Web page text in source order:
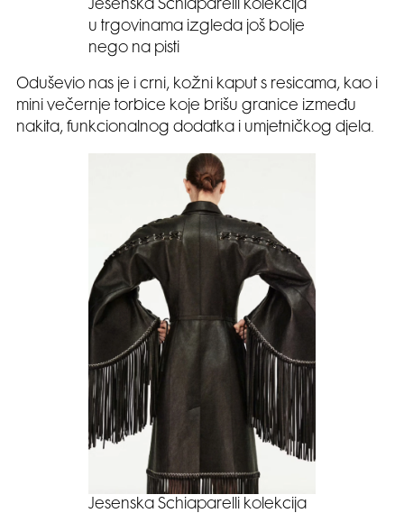
Jesenska Schiaparelli kolekcija
u trgovinama izgleda još bolje
nego na pisti
Oduševio nas je i crni, kožni kaput s resicama, kao i
mini večernje torbice koje brišu granice između
nakita, funkcionalnog dodatka i umjetničkog djela.
Jesenska Schiaparelli kolekcija